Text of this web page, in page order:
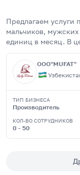
Предлагаем услуги
мальчиков,
единиц в месяц. В
OOO"MUFAT"
ТИП БИЗНЕСА
Производитель
КОЛ-ВО СОТРУДНИКОВ
0 - 50